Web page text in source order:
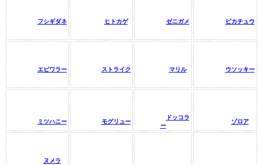
フシギダネ ヒトカゲ ゼニガメ ピカチュウ
エビワラー ストライク マリル ウソッキー
ミツハニー モグリュー
ドッコラ
ー
ゾロア
ヌメラ